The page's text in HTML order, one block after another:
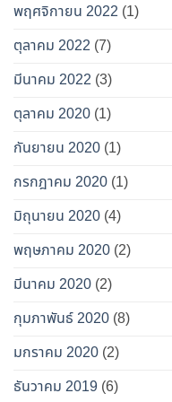
พฤศจิกายน 2022 (1)
ตุลาคม 2022 (7)
มีนาคม 2022 (3)
ตุลาคม 2020 (1)
กันยายน 2020 (1)
กรกฎาคม 2020 (1)
มิถุนายน 2020 (4)
พฤษภาคม 2020 (2)
มีนาคม 2020 (2)
กุมภาพันธ์ 2020 (8)
มกราคม 2020 (2)
ธันวาคม 2019 (6)